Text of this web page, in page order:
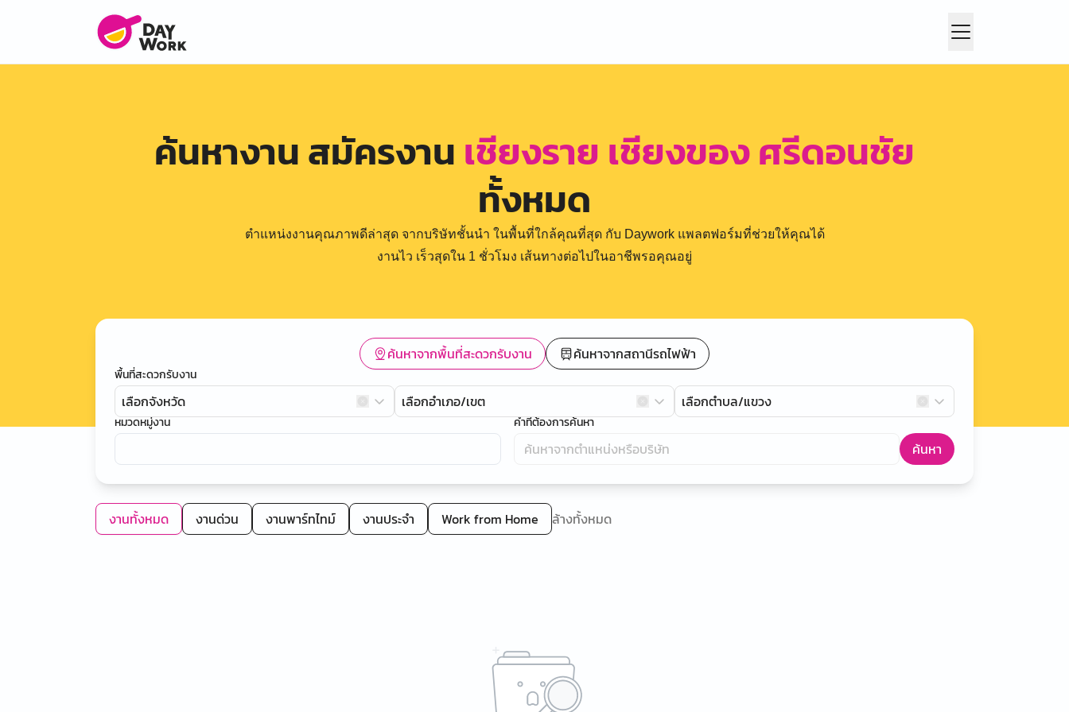
ค้นหางาน สมัครงาน เชียงราย เชียงของ ศรีดอนชัย
ทั้งหมด
ตำแหน่งงานคุณภาพดีล่าสุด จากบริษัทชั้นนำ ในพื้นที่ใกล้คุณที่สุด กับ Daywork แพลตฟอร์มที่ช่วยให้คุณได้
งานไว เร็วสุดใน 1 ชั่วโมง เส้นทางต่อไปในอาชีพรอคุณอยู่
ค้นหาจากพื้นที่สะดวกรับงาน ค้นหาจากสถานีรถไฟฟ้า
พื้นที่สะดวกรับงาน
เลือกจังหวัด เลือกอำเภอ/เขต เลือกตำบล/แขวง
หมวดหมู่งาน คำที่ต้องการค้นหา
ค้นหา
งานทั้งหมด งานด่วน งานพาร์ทไทม์ งานประจำ Work from Home ล้างทั้งหมด